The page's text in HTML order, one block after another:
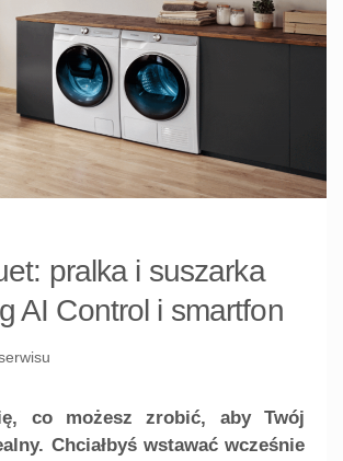
pralka i suszarka
AI Control i smartfon
co możesz zrobić, aby Twój
Chciałbyś wstawać wcześnie